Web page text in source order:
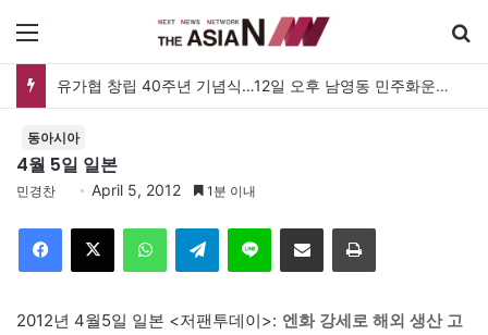
유가협 창립 40주년 기념식…12일 오후 남영동 민주화운동기념관
동아시아
4월 5일 일본
민경찬 April 5, 2012 1분 이내
Telegram 이메일
2012년 4월5일 일본 <저팬투데이>: 엔화 강세로 해외 생산 고